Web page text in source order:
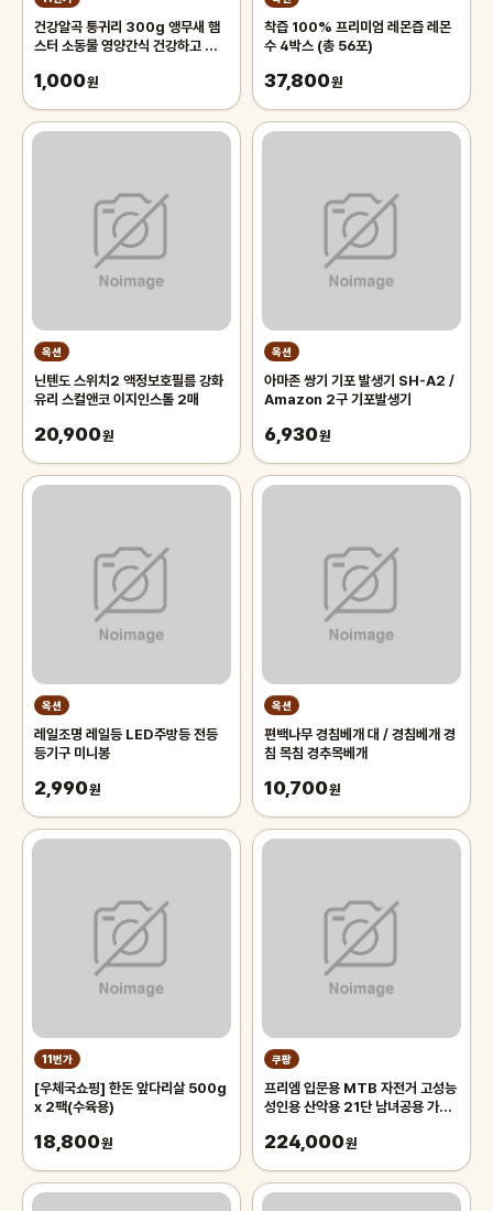
건강알곡 통귀리 300g 앵무새 햄
스터 소동물 영양간식 건강하고 깨끗
1,000원
착즙 100% 프리미엄 레몬즙 레몬
수 4박스 (총 56포)
37,800원
옥션
닌텐도 스위치2 액정보호필름 강화
유리 스컬앤코 이지인스톨 2매
20,900원
옥션
아마존 쌍기 기포 발생기 SH-A2 /
Amazon 2구 기포발생기
6,930원
옥션
레일조명 레일등 LED주방등 전등
등기구 미니봉
2,990원
옥션
편백나무 경침베개 대 / 경침베개 경
침 목침 경추목베개
10,700원
11번가
[우체국쇼핑] 한돈 앞다리살 500g
x 2팩(수육용)
18,800원
쿠팡
프리엠 입문용 MTB 자전거 고성능
성인용 산악용 21단 남녀공용 가성
175cm, 그레이 오렌지/21단/26
224,000원